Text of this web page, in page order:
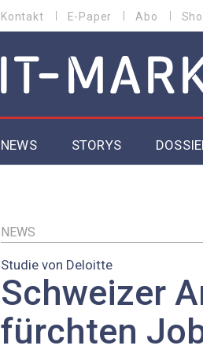
Kontakt E-Paper Abo
MAIN NAVIGATION
NEWS STORYS
EU-
NEWS
Studie von Deloitte
Schweizer
fürchten